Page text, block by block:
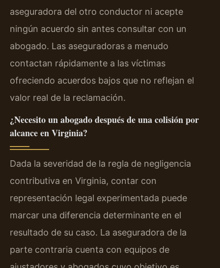
aseguradora del otro conductor ni acepte
ningún acuerdo sin antes consultar con un
abogado. Las aseguradoras a menudo
contactan rápidamente a las víctimas
ofreciendo acuerdos bajos que no reflejan el
valor real de la reclamación.
¿Necesito un abogado después de una colisión por
alcance en Virginia?
Dada la severidad de la regla de negligencia
contributiva en Virginia, contar con
representación legal experimentada puede
marcar una diferencia determinante en el
resultado de su caso. La aseguradora de la
parte contraria cuenta con equipos de